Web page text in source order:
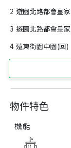
物件特色
機能
2 遊園北路都會皇
3 遊園北路都會皇
4 遠東街園中園(回)